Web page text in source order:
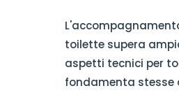
toilette supera
aspetti tecnici per
fondamenta stesse